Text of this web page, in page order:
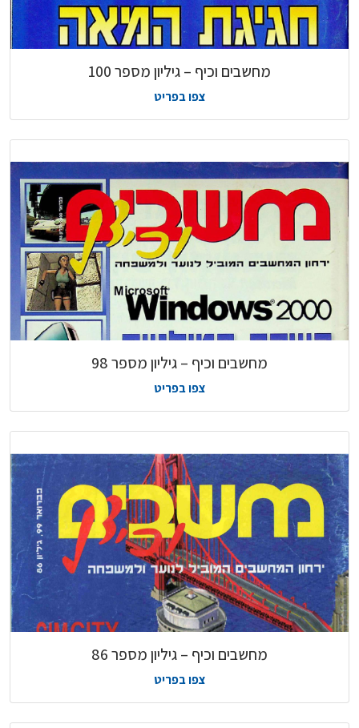
מחשבים וכיף – גיליון מספר 100
צפו בפריט
מחשבים וכיף – גיליון מספר 98
צפו בפריט
מחשבים וכיף – גיליון מספר 86
צפו בפריט